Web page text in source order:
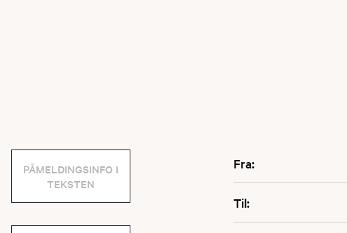
Fra:
Til:
PÅMELDINGSINFO I
TEKSTEN